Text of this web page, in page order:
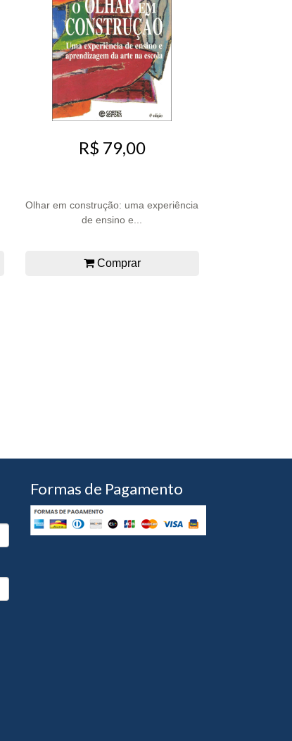
R$ 79,00
Olhar em construção: uma experiência
de ensino e...
Comprar
Formas de Pagamento